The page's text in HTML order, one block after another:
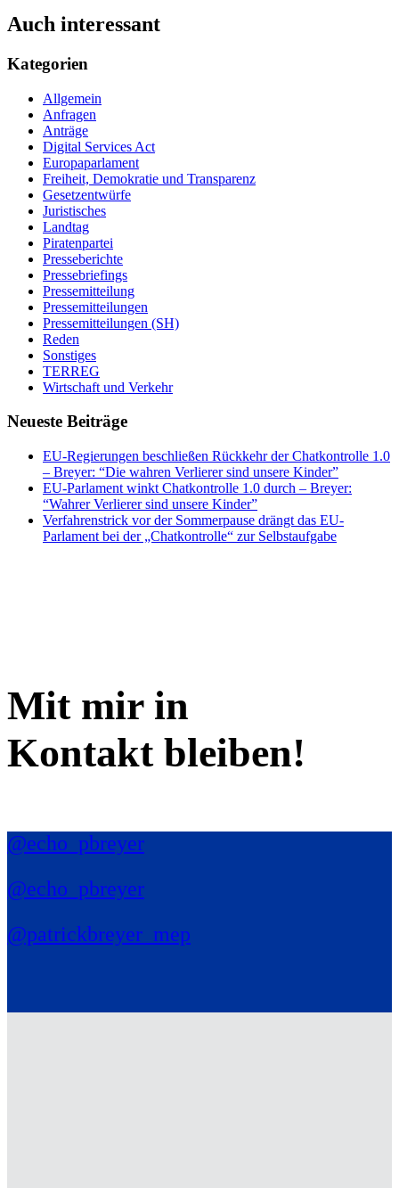
Auch interessant
Kategorien
Allgemein
Anfragen
Anträge
Digital Services Act
Europaparlament
Freiheit, Demokratie und Transparenz
Gesetzentwürfe
Juristisches
Landtag
Piratenpartei
Presseberichte
Pressebriefings
Pressemitteilung
Pressemitteilungen
Pressemitteilungen (SH)
Reden
Sonstiges
TERREG
Wirtschaft und Verkehr
Neueste Beiträge
EU-Regierungen beschließen Rückkehr der Chatkontrolle 1.0
– Breyer: “Die wahren Verlierer sind unsere Kinder”
EU-Parlament winkt Chatkontrolle 1.0 durch – Breyer:
“Wahrer Verlierer sind unsere Kinder”
Verfahrenstrick vor der Sommerpause drängt das EU-
Parlament bei der „Chatkontrolle“ zur Selbstaufgabe
Mit mir in
Kontakt bleiben!
@echo_pbreyer
@echo_pbreyer
@patrickbreyer_mep